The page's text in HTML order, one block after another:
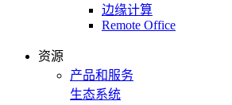
边缘计算
Remote Office
资源
产品和服务
生态系统